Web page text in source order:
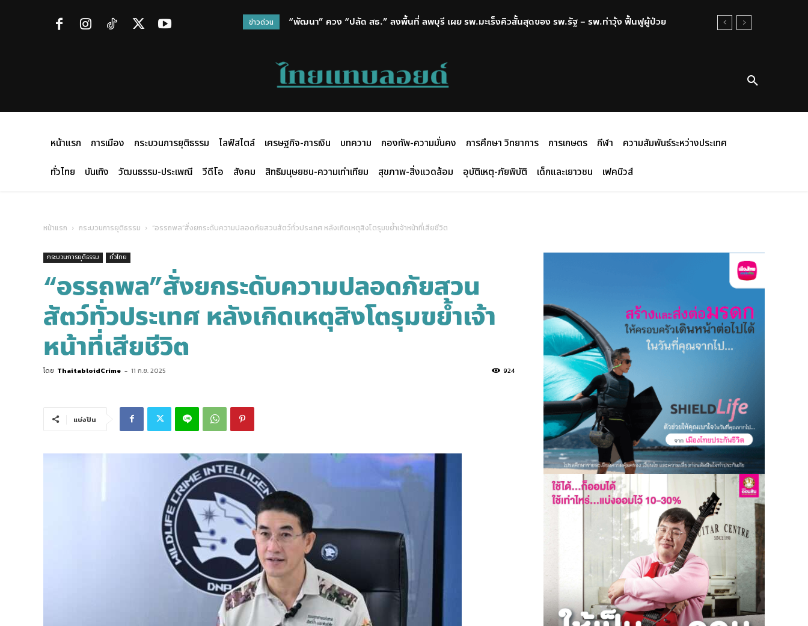
ข่าวด่วน
“พัฒนา” ควง “ปลัด สธ.” ลงพื้นที่ ลพบุรี เผย รพ.มะเร็งคิวสั้นสุดของ รพ.รัฐ – รพ.ท่าวุ้ง ฟื้นฟูผู้ป่วย
“สรศักดิ์” ซัดรัฐบาลทุ่มสุดตัวต้อนรับ มิน อ่อง ไลง์ แต่ได้แค่สัญญาว่างเปล่า ไทยสูญเสียความน่าเชื่อถือใน
หน้าแรก การเมือง กระบวนการยุติธรรม ไลฟ์สไตล์ เศรษฐกิจ-การเงิน บทความ กองทัพ-ความมั่นคง การศึกษา วิทยาการ การเกษตร กีฬา
ความสัมพันธ์ระหว่างประเทศ
ทั่วไทย
บันเทิง วัฒนธรรม-ประเพณี วีดีโอ สังคม สิทธิมนุษยชน-ความเท่าเทียม สุขภาพ-สิ่งแวดล้อม อุบัติเหตุ-ภัยพิบัติ เด็กและเยาวชน เฟคนิวส์
หน้าแรก กระบวนการยุติธรรม “อรรถพล”สั่งยกระดับความปลอดภัยสวนสัตว์ทั่วประเทศ หลังเกิดเหตุสิงโตรุมขย้ำเจ้าหน้าที่เสียชีวิต
กระบวนการยุติธรรม ทั่วไทย
“อรรถพล”สั่งยกระดับความปลอดภัยสวน
สัตว์ทั่วประเทศ หลังเกิดเหตุสิงโตรุมขย้ำเจ้า
หน้าที่เสียชีวิต
โดย ThaitabloidCrime - 11 ก.ย. 2025 924
แบ่งปัน